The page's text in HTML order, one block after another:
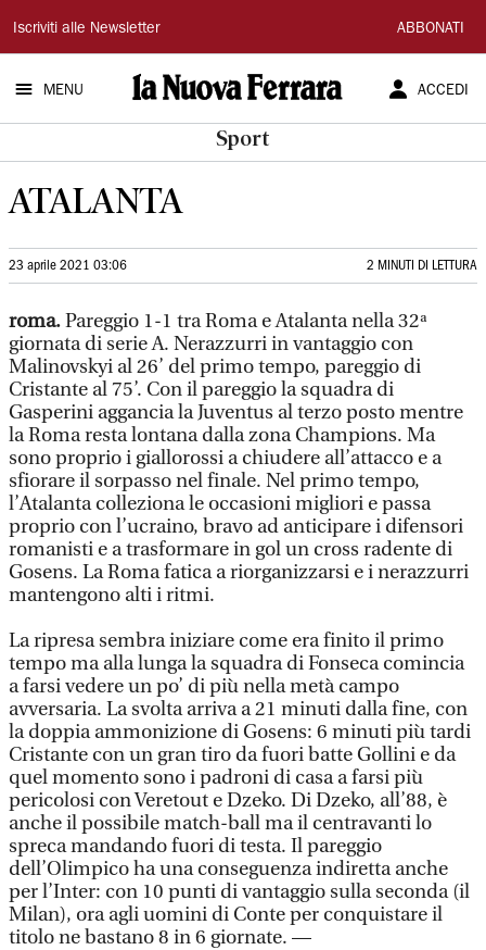
La
Nuova
Ferrara
Iscriviti alle Newsletter ABBONATI
MENU ACCEDI
Sport
ATALANTA
23 aprile 2021 03:06 2 MINUTI DI LETTURA
roma.Pareggio 1-1 tra Roma e Atalanta nella 32ª
giornata di serie A. Nerazzurri in vantaggio con
Malinovskyi al 26’ del primo tempo, pareggio di
Cristante al 75’. Con il pareggio la squadra di
Gasperini aggancia la Juventus al terzo posto mentre
la Roma resta lontana dalla zona Champions. Ma
sono proprio i giallorossi a chiudere all’attacco e a
sfiorare il sorpasso nel finale. Nel primo tempo,
l’Atalanta colleziona le occasioni migliori e passa
proprio con l’ucraino, bravo ad anticipare i difensori
romanisti e a trasformare in gol un cross radente di
Gosens. La Roma fatica a riorganizzarsi e i nerazzurri
mantengono alti i ritmi.
La ripresa sembra iniziare come era finito il primo
tempo ma alla lunga la squadra di Fonseca comincia
a farsi vedere un po’ di più nella metà campo
avversaria. La svolta arriva a 21 minuti dalla fine, con
la doppia ammonizione di Gosens: 6 minuti più tardi
Cristante con un gran tiro da fuori batte Gollini e da
quel momento sono i padroni di casa a farsi più
pericolosi con Veretout e Dzeko. Di Dzeko, all’88, è
anche il possibile match-ball ma il centravanti lo
spreca mandando fuori di testa. Il pareggio
dell’Olimpico ha una conseguenza indiretta anche
per l’Inter: con 10 punti di vantaggio sulla seconda (il
Milan), ora agli uomini di Conte per conquistare il
titolo ne bastano 8 in 6 giornate. —